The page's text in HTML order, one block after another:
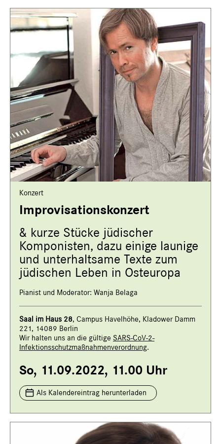
Konzert
Improvisationskonzert
& kurze Stücke jüdischer
Komponisten, dazu einige launige
und unterhaltsame Texte zum
jüdischen Leben in Osteuropa
Pianist und Moderator: Wanja Belaga
Saal im Haus 28, Campus Havelhöhe, Kladower Damm
221, 14089 Berlin
Wir halten uns an die gültige SARS-CoV-2-
Infektionsschutzmaßnahmenverordnung.
So, 11.09.2022, 11.00 Uhr
Als Kalendereintrag herunterladen